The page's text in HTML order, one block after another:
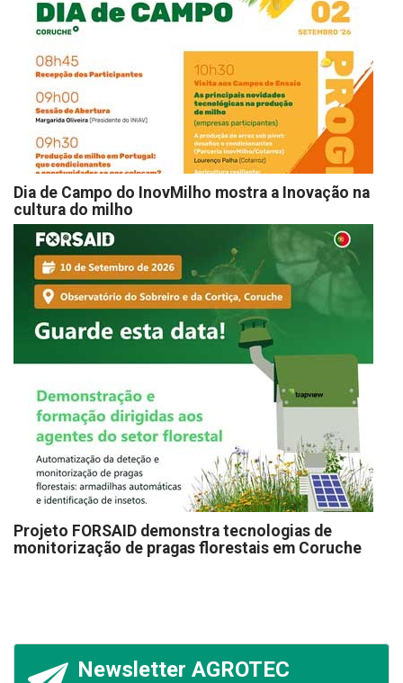
Dia de Campo do InovMilho mostra a Inovação na
cultura do milho
Projeto FORSAID demonstra tecnologias de
monitorização de pragas florestais em Coruche
Newsletter AGROTEC